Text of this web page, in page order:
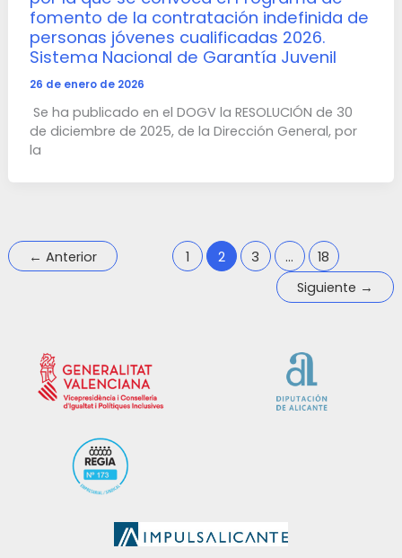
fomento de la contratación indefinida de
personas jóvenes cualificadas 2026.
Sistema Nacional de Garantía Juvenil
26 de enero de 2026
Se ha publicado en el DOGV la RESOLUCIÓN de 30
de diciembre de 2025, de la Dirección General, por
la
← Anterior 1 2 3 …
18
Siguiente →